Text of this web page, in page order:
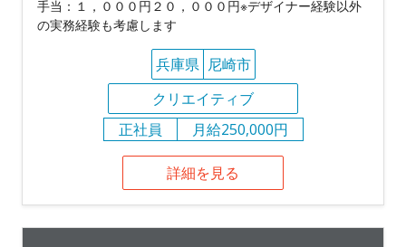
手当：１，０００円２０，０００円※デザイナー経験以外
の実務経験も考慮します
兵庫県 尼崎市
クリエイティブ
正社員
月給250,000円
詳細を見る